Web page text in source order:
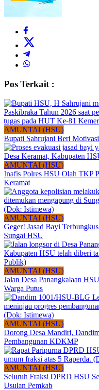
Pos Terkait :
AMUNTAI (HSU)
Bupati Sahrujani Beri
AMUNTAI (HSU)
Inafis Polres HSU Olah TKP
Keramat
AMUNTAI (HSU)
Geger! Jasad Bayi
Sungai HSU
AMUNTAI (HSU)
Jalan Desa Panangkalaan
Warga Putus
AMUNTAI (HSU)
Dorong Desa Mandiri,
Pembangunan KDKMP
AMUNTAI (HSU)
Seluruh Fraksi DPRD HSU
Usulan Pemkab